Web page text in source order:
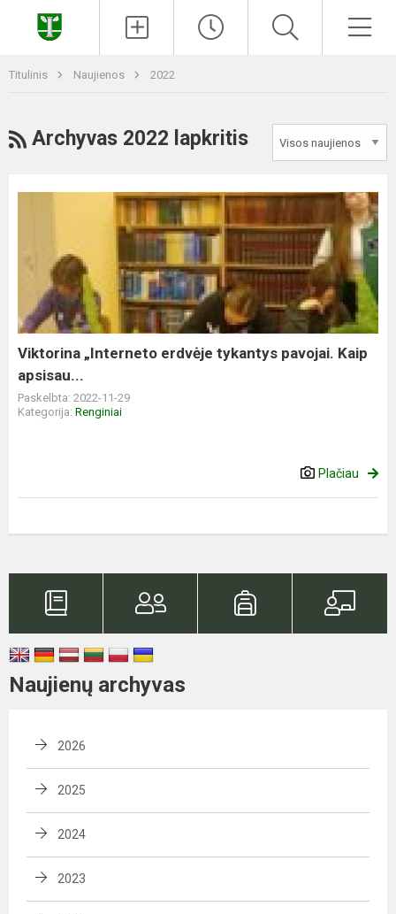
Titulinis Naujienos 2022
RSS
Archyvas 2022 lapkritis
tykantys
pavojai.
Kaip
apsisau...
Viktorina „Interneto erdvėje tykantys pavojai. Kaip
apsisau...
Paskelbta: 2022-11-29
Kategorija: Renginiai
Plačiau
Naujienų archyvas
2026
2025
2024
2023